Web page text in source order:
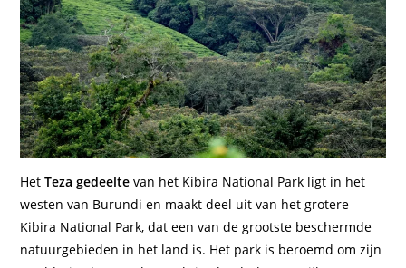
HetTeza gedeelte van het Kibira National Park ligt in het
westen van Burundi en maakt deel uit van het grotere
Kibira National Park, dat een van de grootste beschermde
natuurgebieden in het land is. Het park is beroemd om zijn